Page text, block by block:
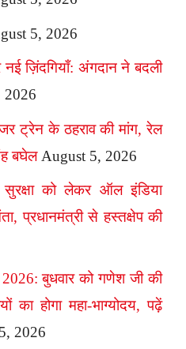
5, 2026
नई ज़िंदगियाँ: अंगदान ने बदली
2026
ट्रेन के ठहराव की मांग, रेल
बघेल August 5, 2026
को लेकर ऑल इंडिया
प्रधानमंत्री से हस्तक्षेप की
बुधवार को गणेश जी की
का होगा महा-भाग्योदय, पढ़ें
2026